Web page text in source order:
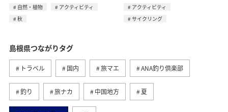
自然・植物
アクティビティ
秋
アクティビティ
サイクリング
島根県つながりタグ
トラベル 国内 旅マエ ANA釣り倶楽部
釣り 旅ナカ 中国地方 夏